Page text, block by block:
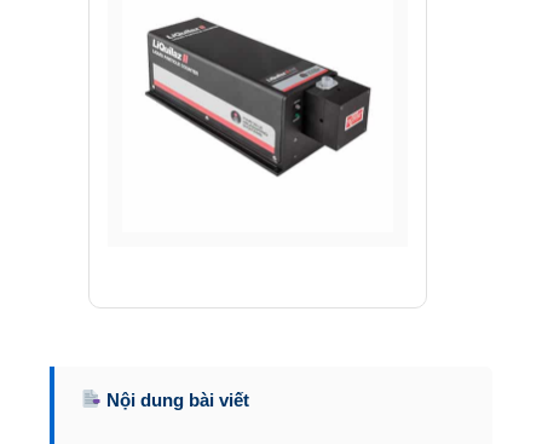
Nội dung bài viết